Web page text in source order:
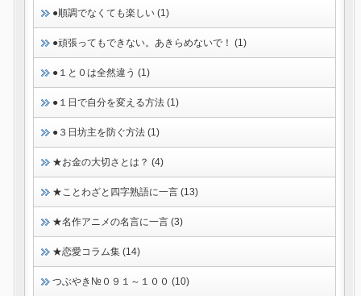
●順調でなくても楽しい (1)
●頑張ってもできない。あきらめないで！ (1)
●１と０は全然違う (1)
●１日で自分を変える方法 (1)
●３日坊主を防ぐ方法 (1)
★お金の大切さとは？ (4)
★ことわざと四字熟語に一言 (13)
★名作アニメの名言に一言 (3)
★恋愛コラム集 (14)
つぶやき№０９１～１００ (10)